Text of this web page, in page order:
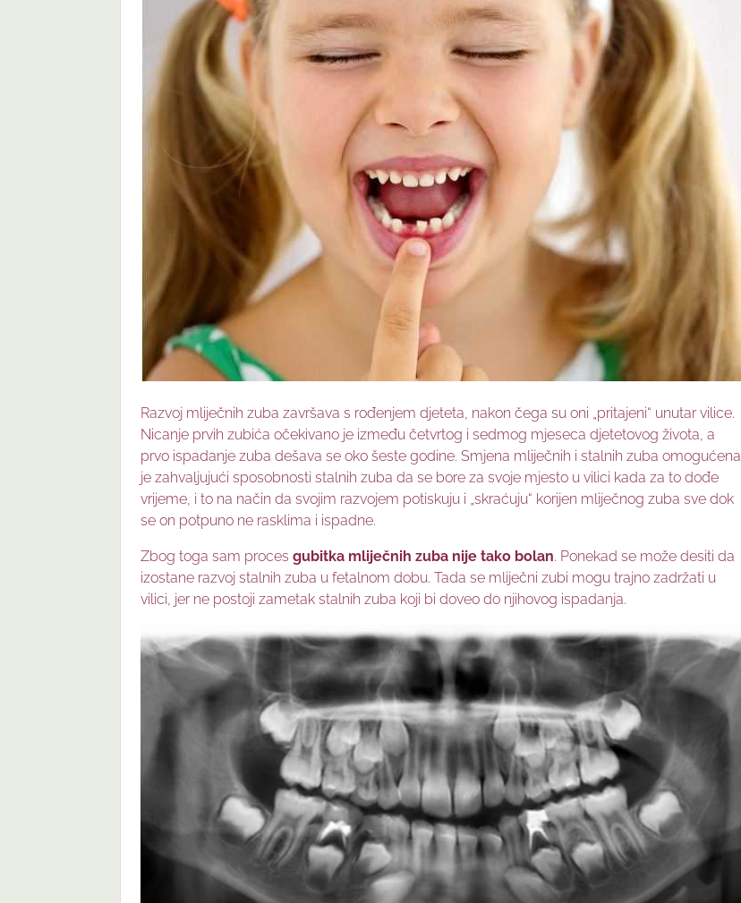
Razvoj mliječnih zuba završava s rođenjem djeteta, nakon čega su oni „pritajeni“ unutar vilice.
Nicanje prvih zubića očekivano je između četvrtog i sedmog mjeseca djetetovog života, a
prvo ispadanje zuba dešava se oko šeste godine. Smjena mliječnih i stalnih zuba omogućena
je zahvaljujući sposobnosti stalnih zuba da se bore za svoje mjesto u vilici kada za to dođe
vrijeme, i to na način da svojim razvojem potiskuju i „skraćuju“ korijen mliječnog zuba sve dok
se on potpuno ne rasklima i ispadne.
Zbog toga sam proces gubitka mliječnih zuba nije tako bolan. Ponekad se može desiti da
izostane razvoj stalnih zuba u fetalnom dobu. Tada se mliječni zubi mogu trajno zadržati u
vilici, jer ne postoji zametak stalnih zuba koji bi doveo do njihovog ispadanja.